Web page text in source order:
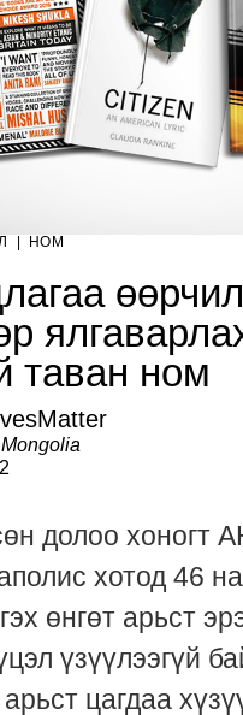
| НОМ
таван ном
долоо хоногт
хотод 46
өнгөт арьст
үзүүлээгүй
цагдаа